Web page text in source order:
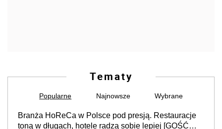
Tematy
Popularne Najnowsze Wybrane
Branża HoReCa w Polsce pod presją. Restauracje
toną w długach, hotele radzą sobie lepiej [GOŚĆ